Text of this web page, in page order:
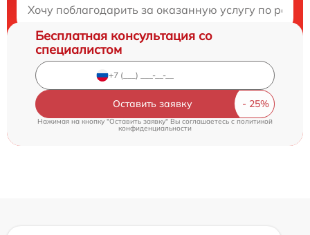
Хочу поблагодарить за оказанную услугу по
Бесплатная консультация со
специалистом
Оставить заявку
Нажимая на кнопку "Оставить заявку" Вы соглашаетесь cполитикой
конфиденциальности